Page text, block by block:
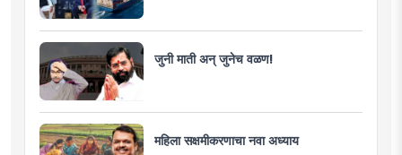
जुनी माती अन् जुनेच वळण!
महिला सक्षमीकरणाचा नवा अध्याय